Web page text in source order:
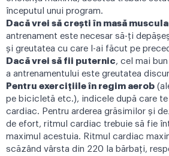
începutul unui program.
Dacă vrei să creşti în masă
antrenament este necesar să-ţi
şi greutatea cu care l-ai făcut pe
Dacă vrei să fii puternic, cel mai
a antrenamentului este greutatea
Pentru exerciţiile în regim aerob
pe bicicletă etc.), indicele după care
cardiac. Pentru arderea grăsimilor şi
de efort, ritmul cardiac trebuie să fie
maximul acestuia. Ritmul cardiac
scăzând vârsta din 220 la bărbaţi,